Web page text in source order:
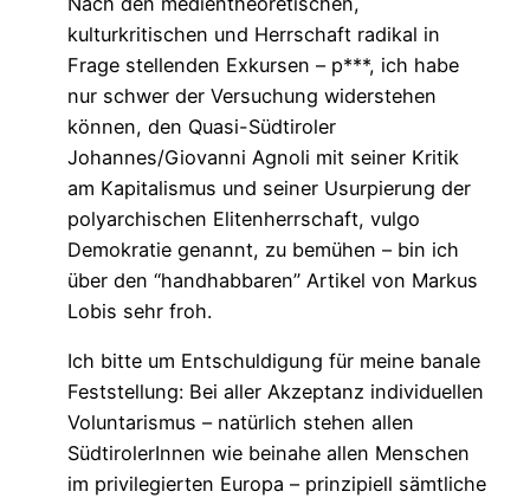
kulturkritischen und Herrschaft radikal in
Frage stellenden Exkursen – p***, ich habe
nur schwer der Versuchung widerstehen
können, den Quasi-Südtiroler
Johannes/Giovanni Agnoli mit seiner Kritik
am Kapitalismus und seiner Usurpierung der
polyarchischen Elitenherrschaft, vulgo
Demokratie genannt, zu bemühen – bin ich
über den “handhabbaren” Artikel von Markus
Lobis sehr froh.
Ich bitte um Entschuldigung für meine banale
Feststellung: Bei aller Akzeptanz individuellen
Voluntarismus – natürlich stehen allen
SüdtirolerInnen wie beinahe allen Menschen
im privilegierten Europa – prinzipiell sämtliche